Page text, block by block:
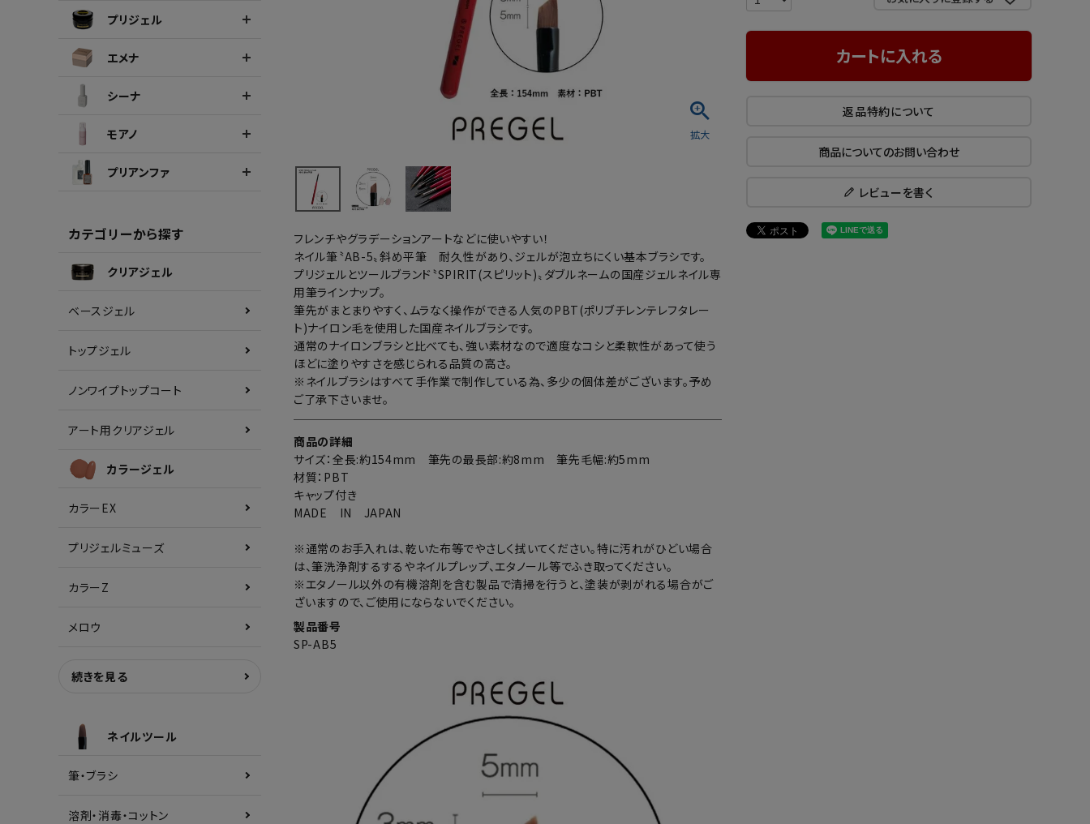
プリジェル
エメナ
シーナ
モアノ
プリアンファ
カテゴリーから探す
クリアジェル
ベースジェル
トップジェル
ノンワイプトップコート
アート用クリアジェル
カラージェル
カラーEX
プリジェルミューズ
カラーZ
メロウ
続きを見る
ネイルツール
筆・ブラシ
溶剤・消毒・コットン
フレンチやグラデーションアートなどに使いやすい！
ネイル筆〝AB-5〟斜め平筆 耐久性があり、ジェルが泡立ちにくい基本ブラシです。
プリジェルとツールブランド〝SPIRIT(スピリット)〟ダブルネームの国産ジェルネイル専
用筆ラインナップ。
筆先がまとまりやすく、ムラなく操作ができる人気のPBT(ポリブチレンテレフタレー
ト)ナイロン毛を使用した国産ネイルブラシです。
通常のナイロンブラシと比べても、強い素材なので適度なコシと柔軟性があって使う
ほどに塗りやすさを感じられる品質の高さ。
※ネイルブラシはすべて手作業で制作している為、多少の個体差がございます。予め
ご了承下さいませ。
商品の詳細
サイズ：全長:約154mm 筆先の最長部:約8mm 筆先毛幅:約5mm
材質：PBT
キャップ付き
MADE IN JAPAN
※通常のお手入れは、乾いた布等でやさしく拭いてください。特に汚れがひどい場合
は、筆洗浄剤するするやネイルプレップ、エタノール等でふき取ってください。
※エタノール以外の有機溶剤を含む製品で清掃を行うと、塗装が剥がれる場合がご
ざいますので、ご使用にならないでください。
製品番号
SP-AB5
カートに入れる
返品特約について
商品についてのお問い合わせ
レビューを書く